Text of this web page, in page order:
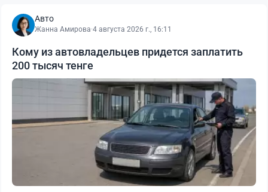
Авто
Жанна Амирова·4 августа 2026 г., 16:11
Кому из автовладельцев придется заплатить
200 тысяч тенге